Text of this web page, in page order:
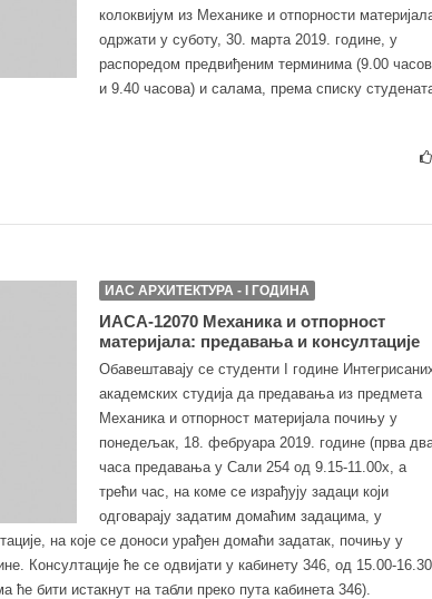
колоквијум из Механике и отпорности
одржати у суботу, 30. марта 2019. године, у
распоредом предвиђеним терминима (9.00
и 9.40 часова) и салама, према списку
ИАС АРХИТЕКТУРА - I ГОДИНА
ИАСА-12070 Механика и отпорност
материјала: предавања и консултације
Обавештавају се студенти I године
академских студија да предавања из предмета
Механика и отпорност материјала почињу у
понедељак, 18. фебруара 2019. године (прва
часа предавања у Сали 254 од 9.15-11.00х, а
трећи час, на коме се израђују задаци који
одговарају задатим домаћим задацима, у
на које се доноси урађен домаћи задатак, почињу у
Консултације ће се одвијати у кабинету 346, од 15.00-
ће бити истакнут на табли преко пута кабинета 346).